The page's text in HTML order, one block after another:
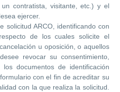
contratista, visitante, etc.) y el
ejercer.
solicitud ARCO, identificando con
de los cuales solicite el
u oposición, o aquellos
revocar su consentimiento,
documentos de identificación
con el fin de acreditar su
con la que realiza la solicitud.